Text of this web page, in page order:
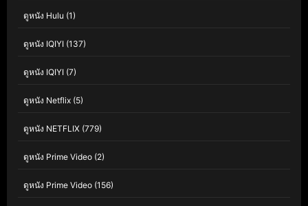
ดูหนัง Hulu (1)
ดูหนัง IQIYI (137)
ดูหนัง IQIYI (7)
ดูหนัง Netflix (5)
ดูหนัง NETFLIX (779)
ดูหนัง Prime Video (2)
ดูหนัง Prime Video (156)